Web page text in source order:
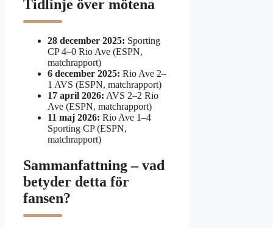
Tidlinje över mötena
28 december 2025: Sporting
CP 4–0 Rio Ave (ESPN,
matchrapport)
6 december 2025: Rio Ave 2–
1 AVS (ESPN, matchrapport)
17 april 2026: AVS 2–2 Rio
Ave (ESPN, matchrapport)
11 maj 2026: Rio Ave 1–4
Sporting CP (ESPN,
matchrapport)
Sammanfattning – vad
betyder detta för
fansen?